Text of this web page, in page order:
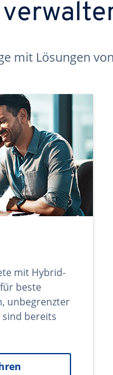
mit Lösungen
mit Hybrid-
beste
unbegrenzter
sind bereits